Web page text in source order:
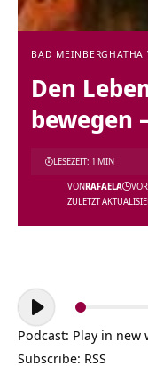
BAD MEINBERG HATHA
Den
bewegen
ZULETZT
VONRAFAELA
LESEZEIT: 1 MIN
Audio-
Player
Podcast: Play in new
Subscribe: RSS